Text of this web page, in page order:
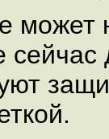
может